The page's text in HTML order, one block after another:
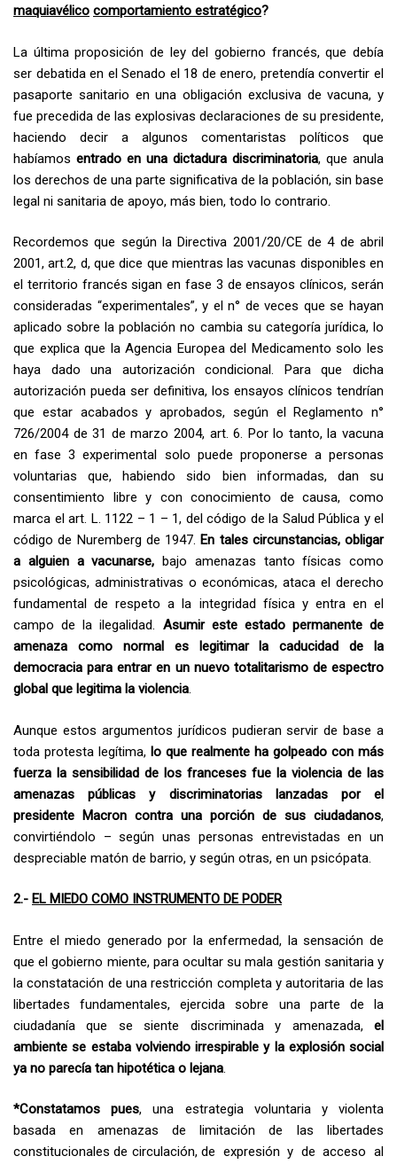
maquiavélico comportamiento estratégico?
La última proposición de ley del gobierno francés, que debía
ser debatida en el Senado el 18 de enero, pretendía convertir el
pasaporte sanitario en una obligación exclusiva de vacuna, y
fue precedida de las explosivas declaraciones de su presidente,
haciendo decir a algunos comentaristas políticos que
habíamos entrado en una dictadura discriminatoria, que anula
los derechos de una parte significativa de la población, sin base
legal ni sanitaria de apoyo, más bien, todo lo contrario.
Recordemos que según la Directiva 2001/20/CE de 4 de abril
2001, art.2, d, que dice que mientras las vacunas disponibles en
el territorio francés sigan en fase 3 de ensayos clínicos, serán
consideradas “experimentales”, y el n° de veces que se hayan
aplicado sobre la población no cambia su categoría jurídica, lo
que explica que la Agencia Europea del Medicamento solo les
haya dado una autorización condicional. Para que dicha
autorización pueda ser definitiva, los ensayos clínicos tendrían
que estar acabados y aprobados, según el Reglamento n°
726/2004 de 31 de marzo 2004, art. 6. Por lo tanto, la vacuna
en fase 3 experimental solo puede proponerse a personas
voluntarias que, habiendo sido bien informadas, dan su
consentimiento libre y con conocimiento de causa, como
marca el art. L. 1122 – 1 – 1, del código de la Salud Pública y el
código de Nuremberg de 1947.En tales circunstancias, obligar
a alguien a vacunarse, bajo amenazas tanto físicas como
psicológicas, administrativas o económicas, ataca el derecho
fundamental de respeto a la integridad física y entra en el
campo de la ilegalidad. Asumir este estado permanente de
amenaza como normal es legitimar la caducidad de la
democracia para entrar en un nuevo totalitarismo de espectro
global que legitima la violencia.
Aunque estos argumentos jurídicos pudieran servir de base a
toda protesta legítima, lo que realmente ha golpeado con más
fuerza la sensibilidad de los franceses fue la violencia de las
amenazas públicas y discriminatorias lanzadas por el
presidente Macron contra una porción de sus ciudadanos,
convirtiéndolo – según unas personas entrevistadas en un
despreciable matón de barrio, y según otras, en un psicópata.
2.- EL MIEDO COMO INSTRUMENTO DE PODER
Entre el miedo generado por la enfermedad, la sensación de
que el gobierno miente, para ocultar su mala gestión sanitaria y
la constatación de una restricción completa y autoritaria de las
libertades fundamentales, ejercida sobre una parte de la
ciudadanía que se siente discriminada y amenazada, el
ambiente se estaba volviendo irrespirable y la explosión social
ya no parecía tan hipotética o lejana
*Constatamos pues, una estrategia voluntaria y violenta
basada en amenazas de limitación de las libertades
constitucionales de circulación, de expresión y de acceso al